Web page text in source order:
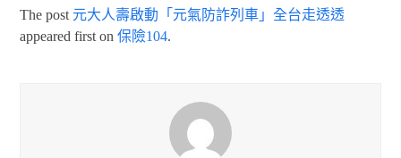
The post 元大人壽啟動「元氣防詐列車」全台走透透
appeared first on保險104.